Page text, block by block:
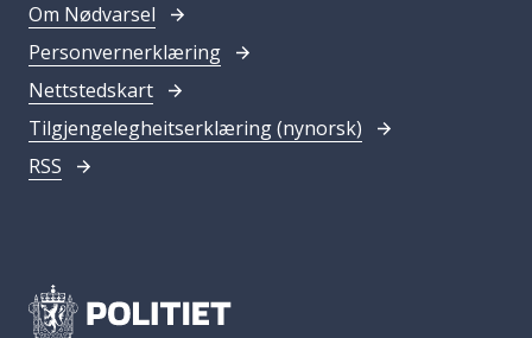
Om Nødvarsel
Personvernerklæring
Nettstedskart
Tilgjengelegheitserklæring (nynorsk)
RSS